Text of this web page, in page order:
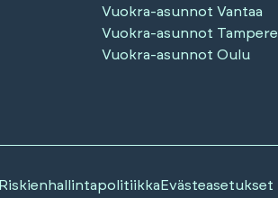
Vuokra-asunnotVantaa
Vuokra-asunnot Tampere
Vuokra-asunnotOulu
Riskienhallintapolitiikka Evästeasetukset